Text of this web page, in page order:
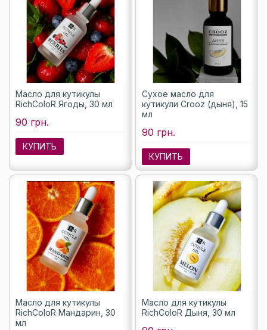
Масло для кутикулы
RichColoR Ягоды, 30 мл
90 грн.
КУПИТЬ
Сухое масло для
кутикули Crooz (дыня), 15
мл
90 грн.
КУПИТЬ
Масло для кутикулы
RichColoR Мандарин, 30
мл
Масло для кутикулы
RichColoR Дыня, 30 мл